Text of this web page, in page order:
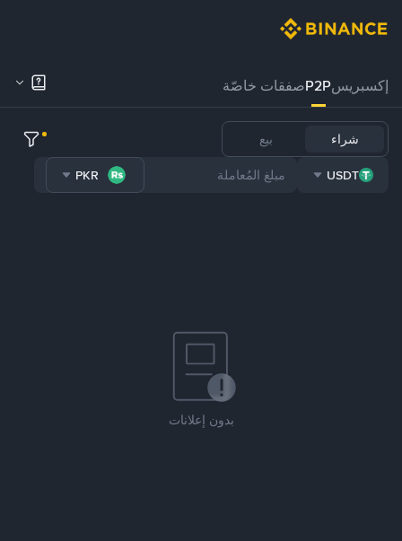
إكسبريسP2Pصفقات خاصّة
شراء بيع
USDT
PKR
بدون إعلانات